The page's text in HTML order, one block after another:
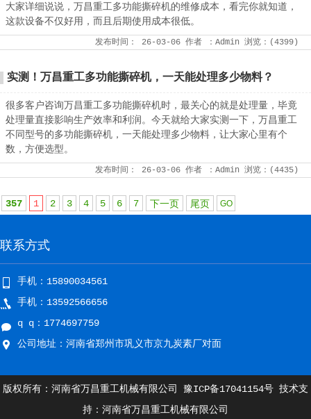
大家详细说说，万昌重工多功能撕碎机的维修成本，看完你就知道，
这款设备不仅好用，而且后期使用成本很低。
发布时间： 26-03-06 作者 ：Admin 浏览：(4399 )
实测！万昌重工多功能撕碎机，一天能处理多少物料？
很多客户咨询万昌重工多功能撕碎机时，最关心的就是处理量，毕竟
处理量直接影响生产效率和利润。今天就给大家实测一下，万昌重工
不同型号的多功能撕碎机，一天能处理多少物料，让大家心里有个
数，方便选型。
发布时间： 26-03-06 作者 ：Admin 浏览：(4435 )
357 1 2 3 4 5 6 7 下一页 尾页
联系方式
手机：15890034561
手机：13592566656
q q：1774697759
公司地址：河南省郑州市巩义市京九炭素厂对面
版权所有：河南省万昌重工机械有限公司 豫ICP备17041154号 技术支
持：河南省万昌重工机械有限公司